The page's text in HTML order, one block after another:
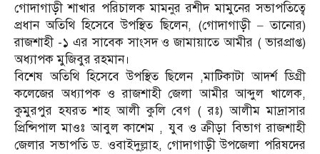
গোদাগাড়ী শাখার পরিচালক মামনুর রশীদ মামুনের সভাপতিত্বে
প্রধান অতিথি হিসেবে উপস্থিত ছিলেন, (গোদাগাড়ী – তানোর)
রাজশাহী -১ এর সাবেক সাংসদ ও জামায়াতে আমীর ( ভারপ্রাপ্ত)
অধ্যাপক মুজিবুর রহমান।
বিশেষ অতিথি হিসেবে উপস্থিত ছিলেন ,মাটিকাটা আদর্শ ডিগ্রী
কলেজের অধ্যাপক ও রাজশাহী জেলা আমীর আব্দুল খালেক,
কুমুরপুর হযরত শাহ আলী কুলি বেগ ( রঃ) আলীম মাদ্রাসার
প্রিন্সিপাল মাওঃ আবুল কাশেম , যুব ও ক্রীড়া বিভাগ রাজশাহী
জেলার সভাপতি ড. ওবাইদু্ল্লাহ, গোদাগাড়ী উপজেলা পরিষদের